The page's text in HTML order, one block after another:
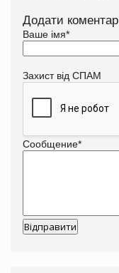
Додати коментар
Ваше імя*
Захист від СПАМ
Сообщение*